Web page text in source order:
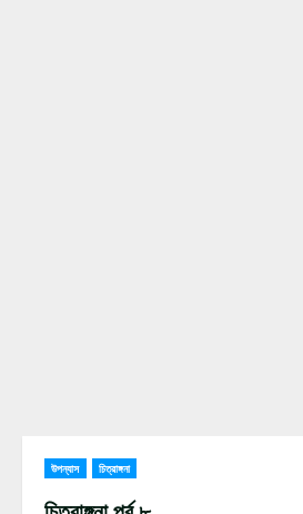
উপন্যাস চিত্রাঙ্গনা